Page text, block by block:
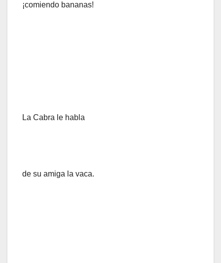
¡comiendo bananas!
La Cabra le habla
de su amiga la vaca.